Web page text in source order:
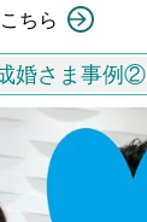
ちら
婚さま事例②